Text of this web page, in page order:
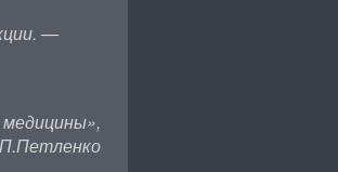
—